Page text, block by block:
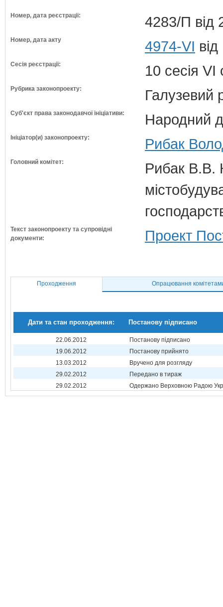
Номер, дата реєстрації: 4283/П від
Номер, дата акту 4974-VI
Сесія реєстрації: 10 сесія VI
Рубрика законопроекту: Галузевий
Суб'єкт права законодавчої ініціативи: Народний
Ініціатор(и) законопроекту: Рибак
Головний комітет:
Рибак В.В.
Текст законопроекту та супровідні
документи:
Проект
Проходження Опрацювання
Дати та стан проходження: Постанову підписано
22.06.2012
Постанову підписано
19.06.2012
Постанову прийнято
13.03.2012
Вручено для розгляду
29.02.2012
Передано в тираж
29.02.2012
Одержано Верховною Радою